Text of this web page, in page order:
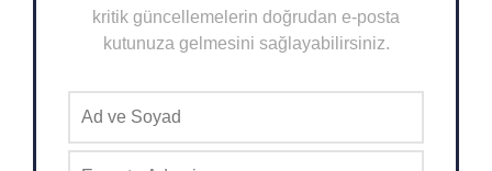
kritik güncellemelerin doğrudan e-posta
kutunuza gelmesini sağlayabilirsiniz.